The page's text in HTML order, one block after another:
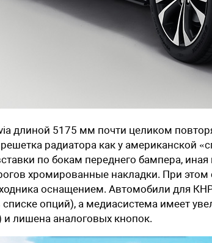
длиной 5175 мм почти целиком
радиатора как у американской
по бокам переднего бампера,
хромированные накладки. При этом
оснащением. Автомобили для
опций), а медиасистема имеет
лишена аналоговых кнопок.